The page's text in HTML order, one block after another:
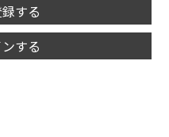
する
する